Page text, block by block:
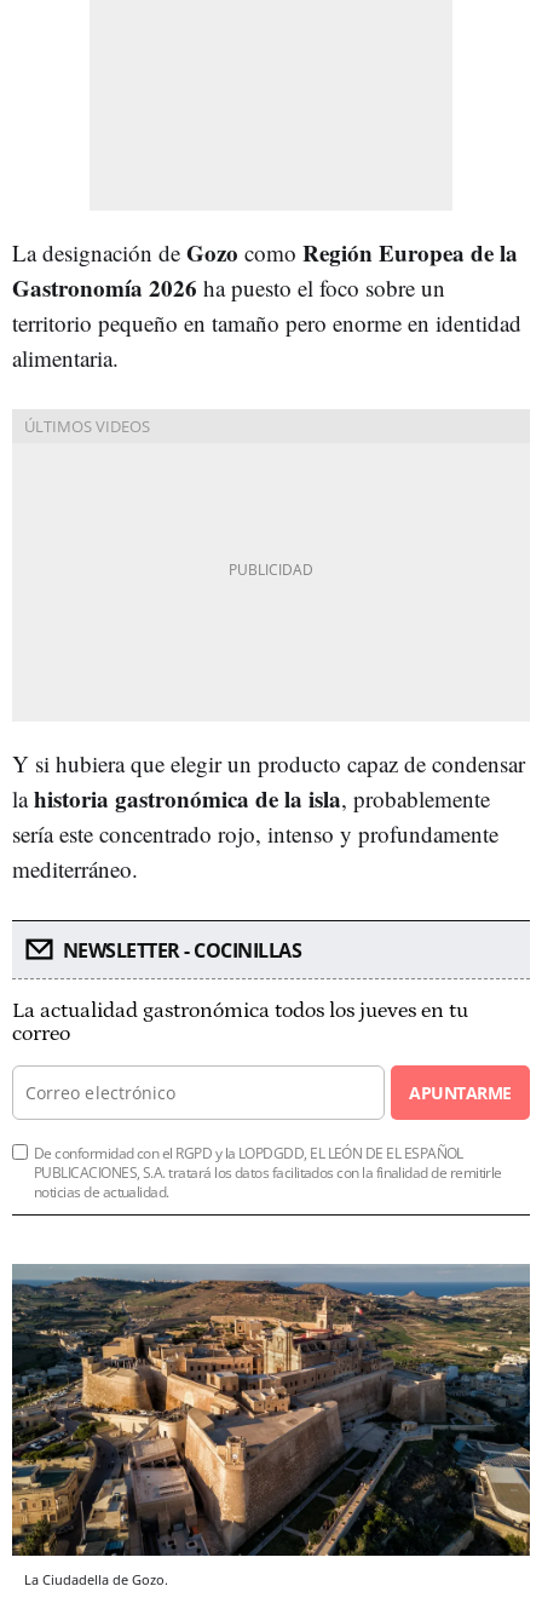
La designación de Gozo como Región Europea de la
Gastronomía 2026 ha puesto el foco sobre un
territorio pequeño en tamaño pero enorme en identidad
alimentaria.
Y si hubiera que elegir un producto capaz de condensar
lahistoria gastronómica de la isla, probablemente
sería este concentrado rojo, intenso y profundamente
mediterráneo.
NEWSLETTER - COCINILLAS
La actualidad gastronómica todos los jueves en tu
correo
APUNTARME
De conformidad con el RGPD y la LOPDGDD, EL LEÓN DE EL ESPAÑOL
PUBLICACIONES, S.A. tratará los datos facilitados con la finalidad de remitirle
noticias de actualidad.
La Ciudadella de Gozo.